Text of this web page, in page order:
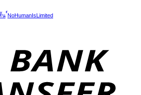
น ์์NoHumanIsLimited